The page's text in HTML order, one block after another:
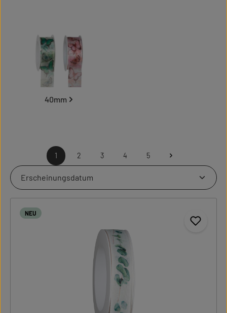
40mm
Seite
1
Seite
2
Seite
3
Seite
4
Seite
5
NEU